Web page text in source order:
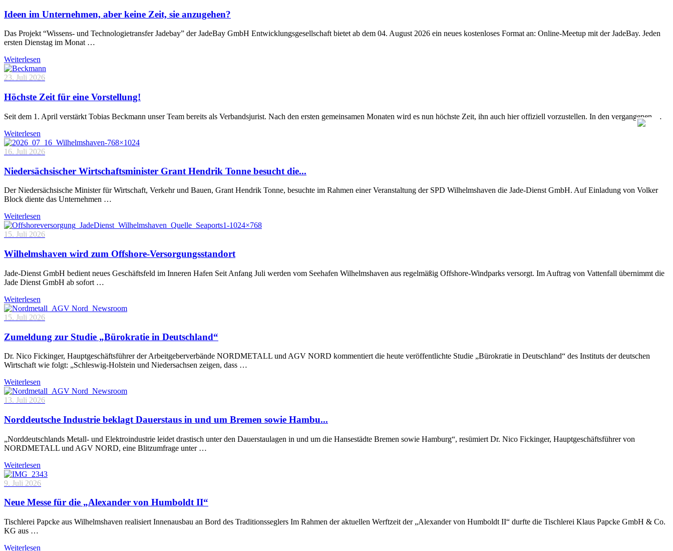
Ideen im Unternehmen, aber keine Zeit, sie anzugehen?
Das Projekt “Wissens- und Technologietransfer Jadebay” der JadeBay GmbH Entwicklungsgesellschaft bietet ab dem 04. August 2026 ein neues kostenloses Format an: Online-Meetup mit der JadeBay. Jeden
ersten Dienstag im Monat …
Weiterlesen
23. Juli 2026
Höchste Zeit für eine Vorstellung!
Seit dem 1. April verstärkt Tobias Beckmann unser Team bereits als Verbandsjurist. Nach den ersten gemeinsamen Monaten wird es nun höchste Zeit, ihn auch hier offiziell vorzustellen. In den vergangenen …
Weiterlesen
16. Juli 2026
Niedersächsischer Wirtschaftsminister Grant Hendrik Tonne besucht die...
Der Niedersächsische Minister für Wirtschaft, Verkehr und Bauen, Grant Hendrik Tonne, besuchte im Rahmen einer Veranstaltung der SPD Wilhelmshaven die Jade-Dienst GmbH. Auf Einladung von Volker
Block diente das Unternehmen …
Weiterlesen
15. Juli 2026
Wilhelmshaven wird zum Offshore-Versorgungsstandort
Jade-Dienst GmbH bedient neues Geschäftsfeld im Inneren Hafen Seit Anfang Juli werden vom Seehafen Wilhelmshaven aus regelmäßig Offshore-Windparks versorgt. Im Auftrag von Vattenfall übernimmt die
Jade Dienst GmbH ab sofort …
Weiterlesen
15. Juli 2026
Zumeldung zur Studie „Bürokratie in Deutschland“
Dr. Nico Fickinger, Hauptgeschäftsführer der Arbeitgeberverbände NORDMETALL und AGV NORD kommentiert die heute veröffentlichte Studie „Bürokratie in Deutschland“ des Instituts der deutschen
Wirtschaft wie folgt: „Schleswig-Holstein und Niedersachsen zeigen, dass …
Weiterlesen
13. Juli 2026
Norddeutsche Industrie beklagt Dauerstaus in und um Bremen sowie Hambu...
„Norddeutschlands Metall- und Elektroindustrie leidet drastisch unter den Dauerstaulagen in und um die Hansestädte Bremen sowie Hamburg“, resümiert Dr. Nico Fickinger, Hauptgeschäftsführer von
NORDMETALL und AGV NORD, eine Blitzumfrage unter …
Weiterlesen
9. Juli 2026
Neue Messe für die „Alexander von Humboldt II“
Tischlerei Papcke aus Wilhelmshaven realisiert Innenausbau an Bord des Traditionsseglers Im Rahmen der aktuellen Werftzeit der „Alexander von Humboldt II“ durfte die Tischlerei Klaus Papcke GmbH & Co.
KG aus …
Weiterlesen